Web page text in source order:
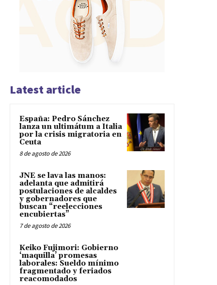
Latest article
España: Pedro Sánchez
lanza un ultimátum a Italia
por la crisis migratoria en
Ceuta
8 de agosto de 2026
JNE se lava las manos:
adelanta que admitirá
postulaciones de alcaldes
y gobernadores que
buscan “reelecciones
encubiertas”
7 de agosto de 2026
Keiko Fujimori: Gobierno
‘maquilla’ promesas
laborales: Sueldo mínimo
fragmentado y feriados
reacomodados